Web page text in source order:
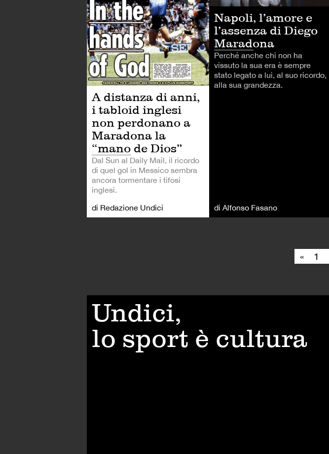
A distanza di anni,
i tabloid inglesi
non perdonano a
Maradona la
“mano de Dios”
Dal Sun al Daily Mail, il ricordo
di quel gol in Messico sembra
ancora tormentare i tifosi
inglesi.
di Redazione Undici
Napoli, l’amore e
l’assenza di Diego
Maradona
Perché anche chi non ha
vissuto la sua era è sempre
stato legato a lui, al suo ricordo,
alla sua grandezza.
di Alfonso Fasano
« 1
Undici,
lo sport è cultura